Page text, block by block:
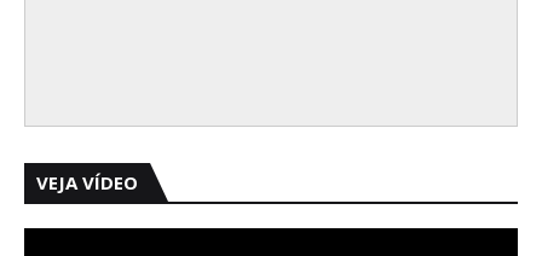
VEJA VÍDEO